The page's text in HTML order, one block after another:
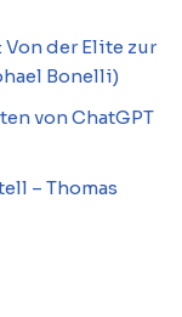
der Elite zur
Bonelli)
von ChatGPT
– Thomas